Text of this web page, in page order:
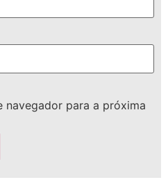
navegador para a próxima